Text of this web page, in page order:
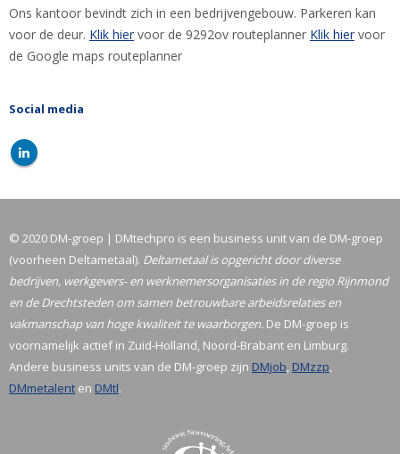
Ons kantoor bevindt zich in een bedrijvengebouw. Parkeren kan
voor de deur. Klik hier voor de 9292ov routeplanner Klik hier voor
de Google maps routeplanner
Social media
© 2020 DM-groep | DMtechpro is een business unit van de DM-groep
(voorheen Deltametaal). Deltametaal is opgericht door diverse
bedrijven, werkgevers- en werknemersorganisaties in de regio Rijnmond
en de Drechtsteden om samen betrouwbare arbeidsrelaties en
vakmanschap van hoge kwaliteit te waarborgen. De DM-groep is
voornamelijk actief in Zuid-Holland, Noord-Brabant en Limburg.
Andere business units van de DM-groep zijn DMjob, DMzzp,
DMmetalent en DMtl.